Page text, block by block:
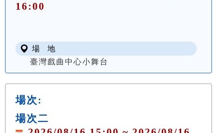
16:00
場 地
臺灣戲曲中心小舞台
場次:
場次二